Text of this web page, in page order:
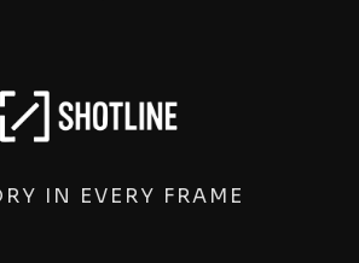
IN EVERY FRAME